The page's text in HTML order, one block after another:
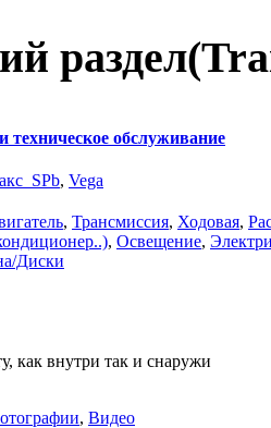
техническое обслуживание
, Vega
, Трансмиссия, Ходовая,
, Освещение,
Диски
как внутри так и снаружи
, Видео